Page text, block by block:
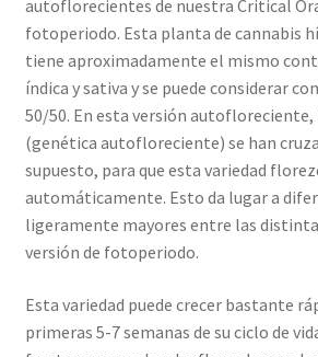
autoflorecientes de nuestra Critical
fotoperiodo. Esta planta de cannabis
tiene aproximadamente el mismo
índica y sativa y se puede considerar
50/50. En esta versión autofloreciente,
(genética autofloreciente) se han
supuesto, para que esta variedad
automáticamente. Esto da lugar a
ligeramente mayores entre las
versión de fotoperiodo.
Esta variedad puede crecer bastante
primeras 5-7 semanas de su ciclo de